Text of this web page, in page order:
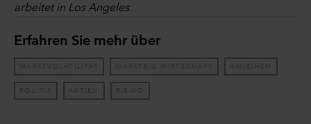
arbeitet in Los Angeles.
Erfahren Sie mehr über
MARKTVOLATILITÄT MÄRKTE & WIRTSCHAFT ANLEIHEN
POLITIK AKTIEN RISIKO